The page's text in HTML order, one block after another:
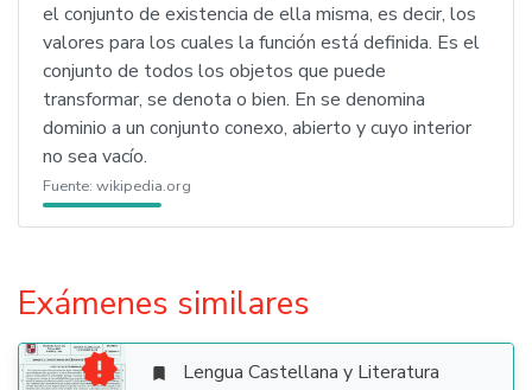
el conjunto de existencia de ella misma, es decir, los
valores para los cuales la función está definida. Es el
conjunto de todos los objetos que puede
transformar, se denota o bien. En se denomina
dominio a un conjunto conexo, abierto y cuyo interior
no sea vacío.
Fuente: wikipedia.org
Exámenes similares
  Lengua Castellana y Literatura